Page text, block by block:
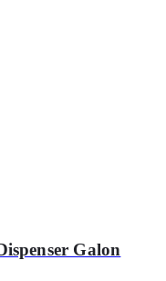
Galon